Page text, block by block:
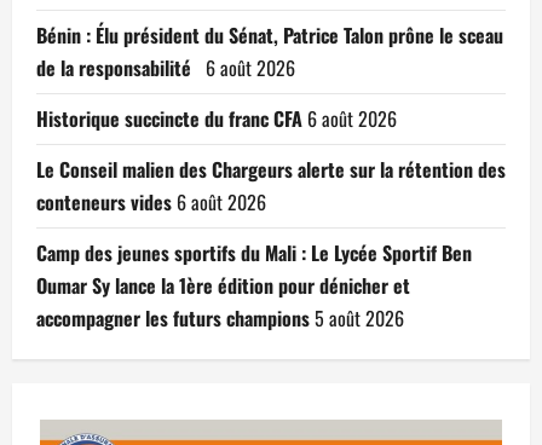
Bénin : Élu président du Sénat, Patrice Talon prône le sceau
de la responsabilité 6 août 2026
Historique succincte du franc CFA 6 août 2026
Le Conseil malien des Chargeurs alerte sur la rétention des
conteneurs vides 6 août 2026
Camp des jeunes sportifs du Mali : Le Lycée Sportif Ben
Oumar Sy lance la 1ère édition pour dénicher et
accompagner les futurs champions5 août 2026